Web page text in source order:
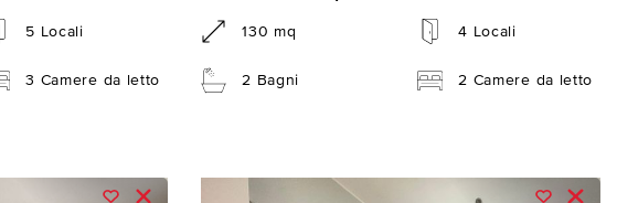
5 Locali
3 Camere da letto
130 mq 4 Locali
2 Bagni 2 Camere da letto